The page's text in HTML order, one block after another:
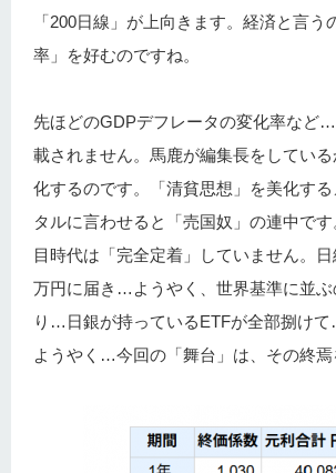
「200日線」が上向きます。経済と言う
率」を好むのですね。
先ほどのGDPデフレータの変化率など
載されません。馬鹿が編集長をしてい
化するのです。「清貧思想」を美化す
タルに言わせると「売国奴」の連中で
目時代は「完全定着」していません。
万円に届き…ようやく、世界基準に並ぶ
り…日銀が持っているETFが全部捌けて
ようやく…今回の「舞台」は、その終焉